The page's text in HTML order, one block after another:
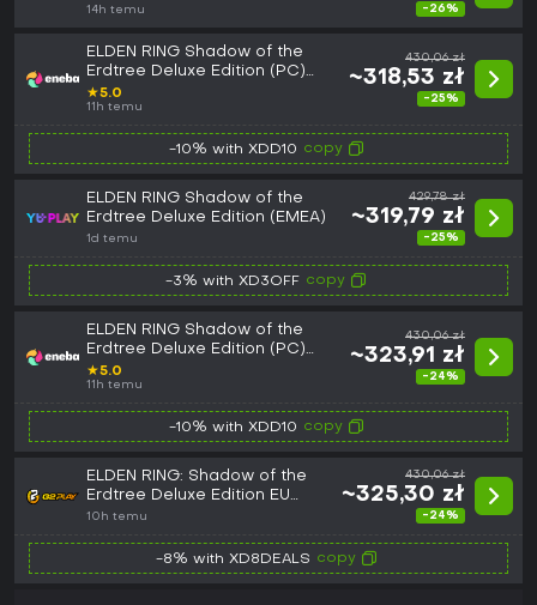
14h temu -26%
ELDEN RING Shadow of the
Erdtree Deluxe Edition (PC)
Pre-purchase Steam Key
EUROPE
★5.0
11h temu
430,06 zł
~318,53 zł
-25%
-10% with XDD10 copy
ELDEN RING Shadow of the
Erdtree Deluxe Edition (EMEA)
1d temu
429,78 zł
~319,79 zł
-25%
-3% with XD3OFF copy
ELDEN RING Shadow of the
Erdtree Deluxe Edition (PC)
Steam Key EMEA
★5.0
11h temu
430,06 zł
~323,91 zł
-24%
-10% with XDD10 copy
ELDEN RING: Shadow of the
Erdtree Deluxe Edition EU
Steam CD Key
10h temu
430,06 zł
~325,30 zł
-24%
-8% with XD8DEALS copy